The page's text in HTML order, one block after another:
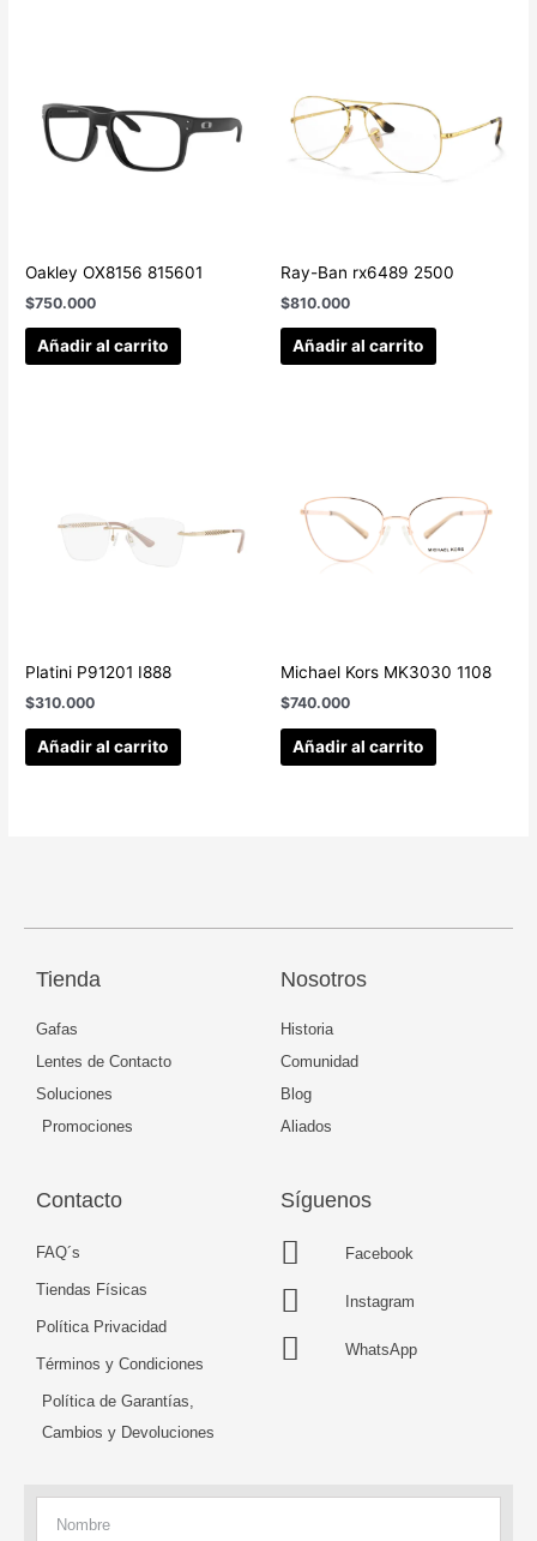
Oakley OX8156 815601
$750.000
Añadir al carrito
Ray-Ban rx6489 2500
$810.000
Añadir al carrito
Platini P91201 I888
$310.000
Añadir al carrito
Michael Kors MK3030 1108
$740.000
Añadir al carrito
Tienda
Gafas
Lentes de Contacto
Soluciones
Promociones
Nosotros
Historia
Comunidad
Blog
Aliados
Contacto
FAQ´s
Tiendas Físicas
Política Privacidad
Términos y Condiciones
Política de Garantías,
Cambios y Devoluciones
Síguenos
Facebook
Instagram
WhatsApp